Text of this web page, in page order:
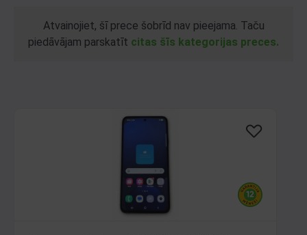
Atvainojiet, šī prece šobrīd nav pieejama. Taču
piedāvājam parskatīt citas šīs kategorijas preces.